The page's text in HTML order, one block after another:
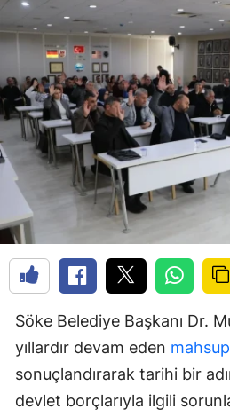
Söke Belediye Başkanı Dr.
yıllardır devam eden
sonuçlandırarak tarihi bir
devlet borçlarıyla ilgili